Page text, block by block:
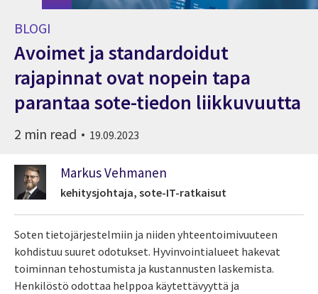
BLOGI
Avoimet ja standardoidut
rajapinnat ovat nopein tapa
parantaa sote-tiedon liikkuvuutta
2 min read 19.09.2023
Markus Vehmanen
kehitysjohtaja, sote-IT-ratkaisut
Soten tietojärjestelmiin ja niiden yhteentoimivuuteen
kohdistuu suuret odotukset. Hyvinvointialueet hakevat
toiminnan tehostumista ja kustannusten laskemista.
Henkilöstö odottaa helppoa käytettävyyttä ja